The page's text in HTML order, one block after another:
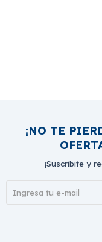
¡NO TE
¡Suscribite y